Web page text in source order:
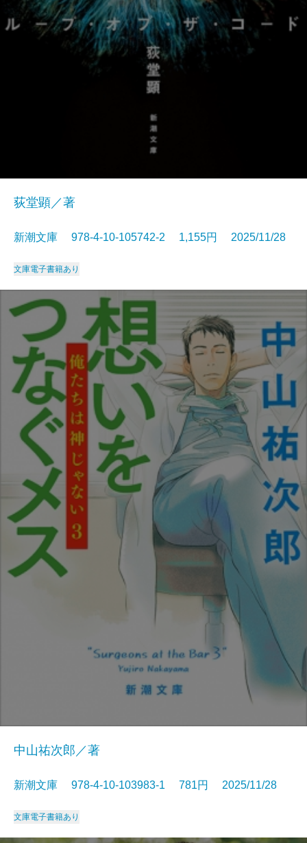
荻堂顕／著
新潮文庫 978-4-10-105742-2 1,155円 2025/11/28
文庫電子書籍あり
中山祐次郎／著
新潮文庫 978-4-10-103983-1 781円 2025/11/28
文庫電子書籍あり